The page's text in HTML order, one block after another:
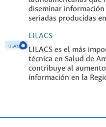
diseminar
seriadas producidas
LILACS
LILACS es el más
técnica en Salud de
contribuye al
información en la